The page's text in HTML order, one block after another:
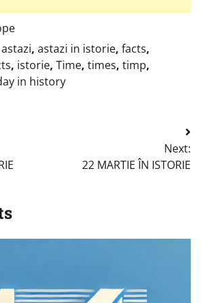
astazi, astazi in istorie, facts,
, istorie, Time, times, timp,
in history
Next:
22 MARTIE ÎN ISTORIE